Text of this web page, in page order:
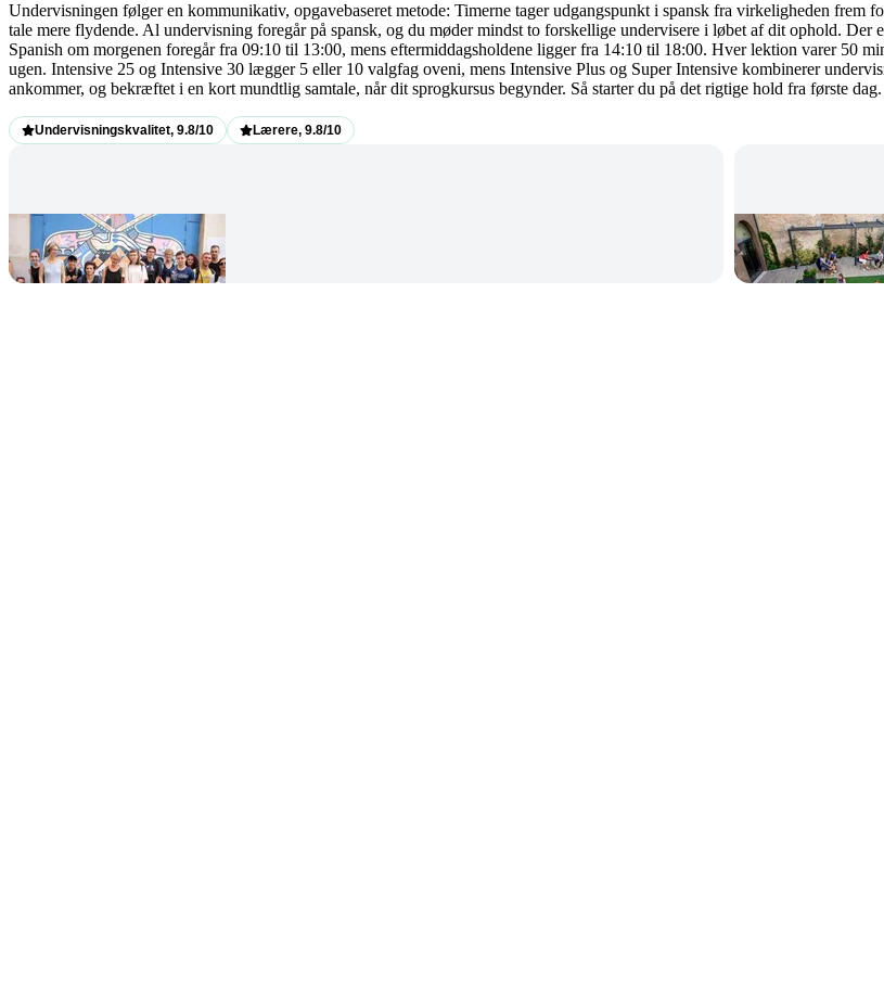
Undervisningen følger en kommunikativ, opgavebaseret metode: Timerne tager udgangspunkt i spansk fra virkeligheden frem
tale mere flydende. Al undervisning foregår på spansk, og du møder mindst to forskellige undervisere i løbet af dit ophold. Der
Spanish om morgenen foregår fra 09:10 til 13:00, mens eftermiddagsholdene ligger fra 14:10 til 18:00. Hver lektion varer 50
ugen. Intensive 25 og Intensive 30 lægger 5 eller 10 valgfag oveni, mens Intensive Plus og Super Intensive kombinerer
ankommer, og bekræftet i en kort mundtlig samtale, når dit sprogkursus begynder. Så starter du på det rigtige hold fra første dag.
Undervisningskvalitet, 9.8/10 Lærere, 9.8/10